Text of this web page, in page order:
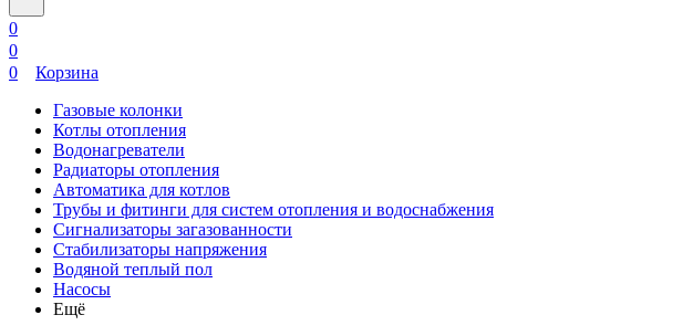
0
0
0
Корзина
Газовые колонки
Котлы отопления
Водонагреватели
Радиаторы отопления
Автоматика для котлов
Трубы и фитинги для систем отопления и водоснабжения
Сигнализаторы загазованности
Стабилизаторы напряжения
Водяной теплый пол
Насосы
Ещё